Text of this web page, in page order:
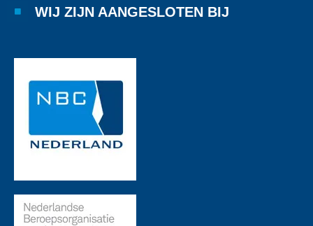
WIJ ZIJN AANGESLOTEN BIJ